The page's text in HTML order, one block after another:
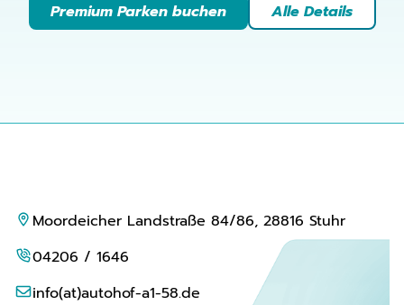
Premium Parken buchen Alle Details
Moordeicher Landstraße 84/86, 28816 Stuhr
04206 / 1646
info(at)autohof-a1-58.de